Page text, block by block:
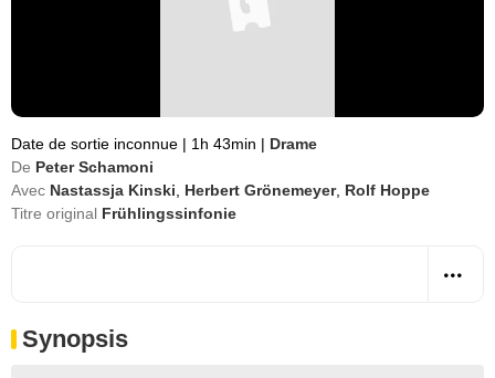
Date de sortie inconnue | 1h 43min | Drame
De Peter Schamoni
Avec Nastassja Kinski Herbert Grönemeyer, Rolf Hoppe
Titre original Frühlingssinfonie
Synopsis